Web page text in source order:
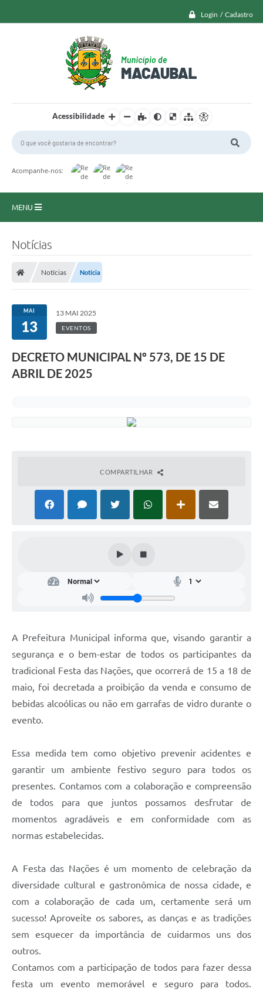
Login / Cadastro
Acessibilidade
Acompanhe-nos:
MENU
Macaubal
Administração
Transparência
Agenda Eventos
Audiências Públicas
Galeria de Vídeos
Legislação
Editais
Serviços Online
Emprega
Agenda
Contato
Notícias
Notícias Notícia
MAI
13
13 MAI 2025
EVENTOS
DECRETO MUNICIPAL Nº 573, DE 15 DE
ABRIL DE 2025
COMPARTILHAR
A Prefeitura Municipal informa que, visando garantir a
segurança e o bem-estar de todos os participantes da
tradicional Festa das Nações, que ocorrerá de 15 a 18 de
maio, foi decretada a proibição da venda e consumo de
bebidas alcoólicas ou não em garrafas de vidro durante o
evento.
Essa medida tem como objetivo prevenir acidentes e
garantir um ambiente festivo seguro para todos os
presentes. Contamos com a colaboração e compreensão
de todos para que juntos possamos desfrutar de
momentos agradáveis e em conformidade com as
normas estabelecidas.
A Festa das Nações é um momento de celebração da
diversidade cultural e gastronômica de nossa cidade, e
com a colaboração de cada um, certamente será um
sucesso! Aproveite os sabores, as danças e as tradições
sem esquecer da importância de cuidarmos uns dos
outros.
Contamos com a participação de todos para fazer dessa
festa um evento memorável e seguro para todos.